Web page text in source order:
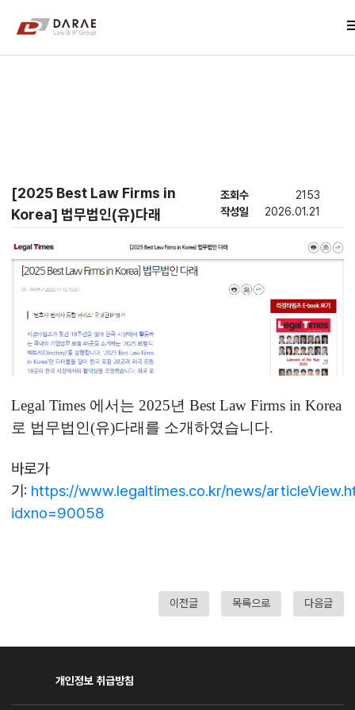
메인 메뉴 바로가기
[2025 Best Law Firms in
Korea] 법무법인(유)다래
조회수
2153
작성일
2026.01.21
Legal Times 에서는 2025년 Best Law Firms in Korea
로 법무법인(유)다래를 소개하였습니다.
바로가
기: https://www.legaltimes.co.kr/news/
idxno=90058
이전글 목록으로 다음글
개인정보 취급방침